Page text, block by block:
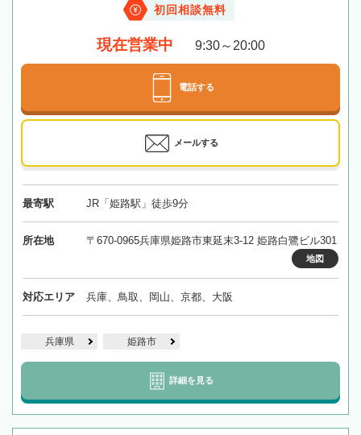
初回相談無料
現在営業中 9:30～20:00
電話する
メールする
最寄駅 JR「姫路駅」徒歩9分
所在地 〒670-0965兵庫県姫路市東延末3-12 姫路白鷺ビル301
地図
対応エリア 兵庫、鳥取、岡山、京都、大阪
兵庫県 姫路市
詳細を見る